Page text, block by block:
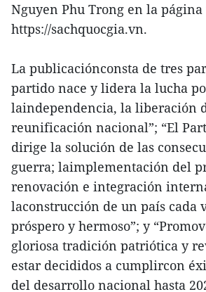
Nguyen Phu Trong en la página
https://sachquocgia.vn.
La publicaciónconsta de tres
partido nace y lidera la lucha
laindependencia, la liberación
reunificación nacional”; “El
dirige la solución de las
guerra; laimplementación del
renovación e integración
laconstrucción de un país cada
próspero y hermoso”; y
gloriosa tradición patriótica y
estar decididos a cumplircon
del desarrollo nacional hasta